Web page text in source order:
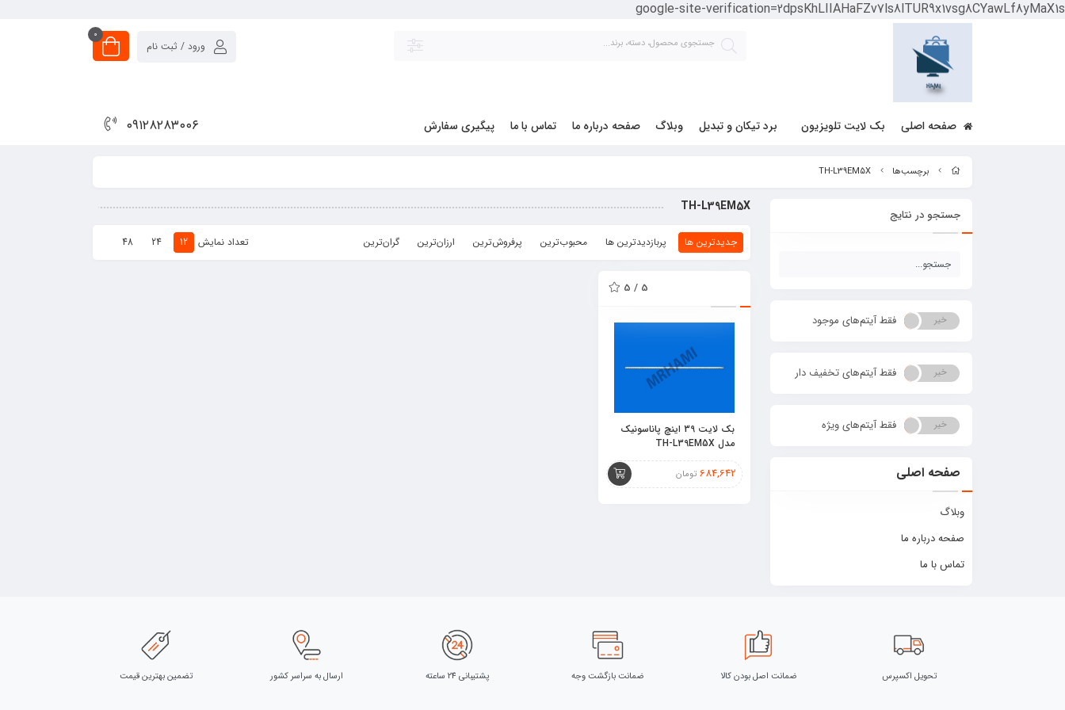
google-site-verification=2dpsKhLIIAHaFZv7ls8lTUR9x1vsg8CYawLf8yMaX1s
0
ورود / ثبت نام
صفحه اصلی بک لایت تلویزیون برد تیکان و تبدیل وبلاگ صفحه درباره ما تماس با ما پیگیری سفارش ۰۹۱۲۸۲۸۳۰۰۶
برچسب‌ها TH-L39EM5X
جستجو در نتایج
بله خیر فقط آیتم‌های موجود
بله خیر فقط آیتم‌های تخفیف دار
بله خیر فقط آیتم‌های ویژه
صفحه اصلی
وبلاگ
صفحه درباره ما
تماس با ما
TH-L39EM5X
جدیدترین ها پربازدیدترین ها محبوب‌‌ترین پرفروش‌ترین ارزان‌ترین گران‌ترین تعداد نمایش 12
24
48
5 / 5
بک لایت 39 اینچ پاناسونیک
مدل TH-L39EM5X
684,642 تومان
تحویل اکسپرس ضمانت اصل بودن کالا ضمانت بازگشت وجه پشتیبانی 24 ساعته ارسال به سراسر کشور تضمین بهترین قیمت